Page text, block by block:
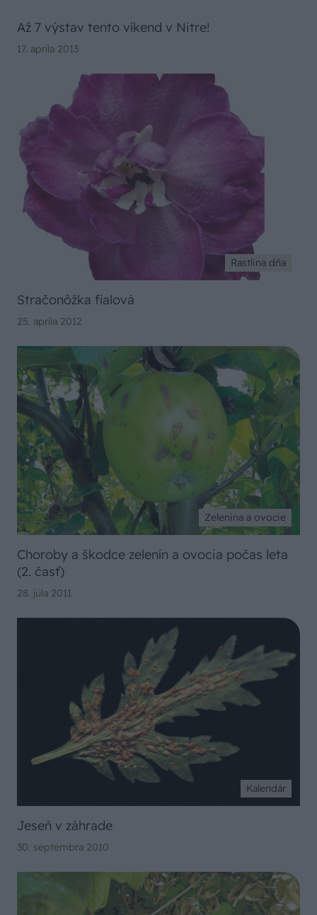
Až 7 výstav tento víkend v Nitre!
17. apríla 2013
Rastlina dňa
Stračonôžka fialová
25. apríla 2012
Zelenina a ovocie
Choroby a škodce zelenín a ovocia počas leta
(2. časť)
28. júla 2011
Kalendár
Jeseň v záhrade
30. septembra 2010